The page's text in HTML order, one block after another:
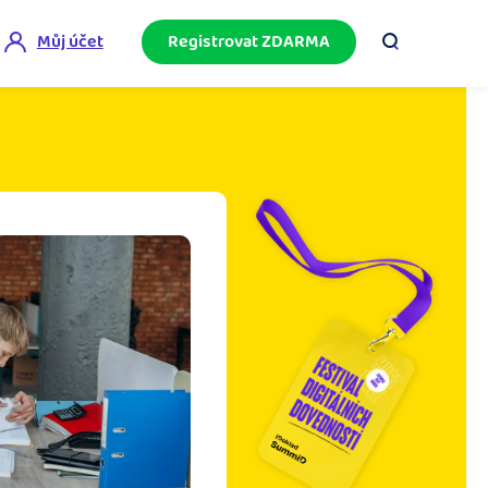
akademii.
poradna
se komunity na fakturaci, daně či
Můj účet Registrovat ZDARMA